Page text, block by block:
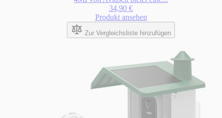
34,90 €
Produkt ansehen
Zur Vergleichsliste hinzufügen